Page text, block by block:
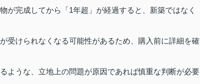
が完成してから「1年超」が経過すると、新築ではなく
受けられなくなる可能性があるため、購入前に詳細を確
ような、立地上の問題が原因であれば慎重な判断が必要